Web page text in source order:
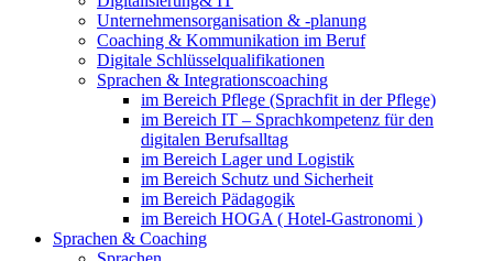
Unternehmensorganisation & ‑planung
Coaching & Kommunikation im Beruf
Digitale Schlüsselqualifikationen
Sprachen & Integrationscoaching
im Bereich Pflege (Sprachfit in der Pflege)
im Bereich IT – Sprachkompetenz für den
digitalen Berufsalltag
im Bereich Lager und Logistik
im Bereich Schutz und Sicherheit
im Bereich Pädagogik
im Bereich HOGA ( Hotel-Gastronomi )
Sprachen & Coaching